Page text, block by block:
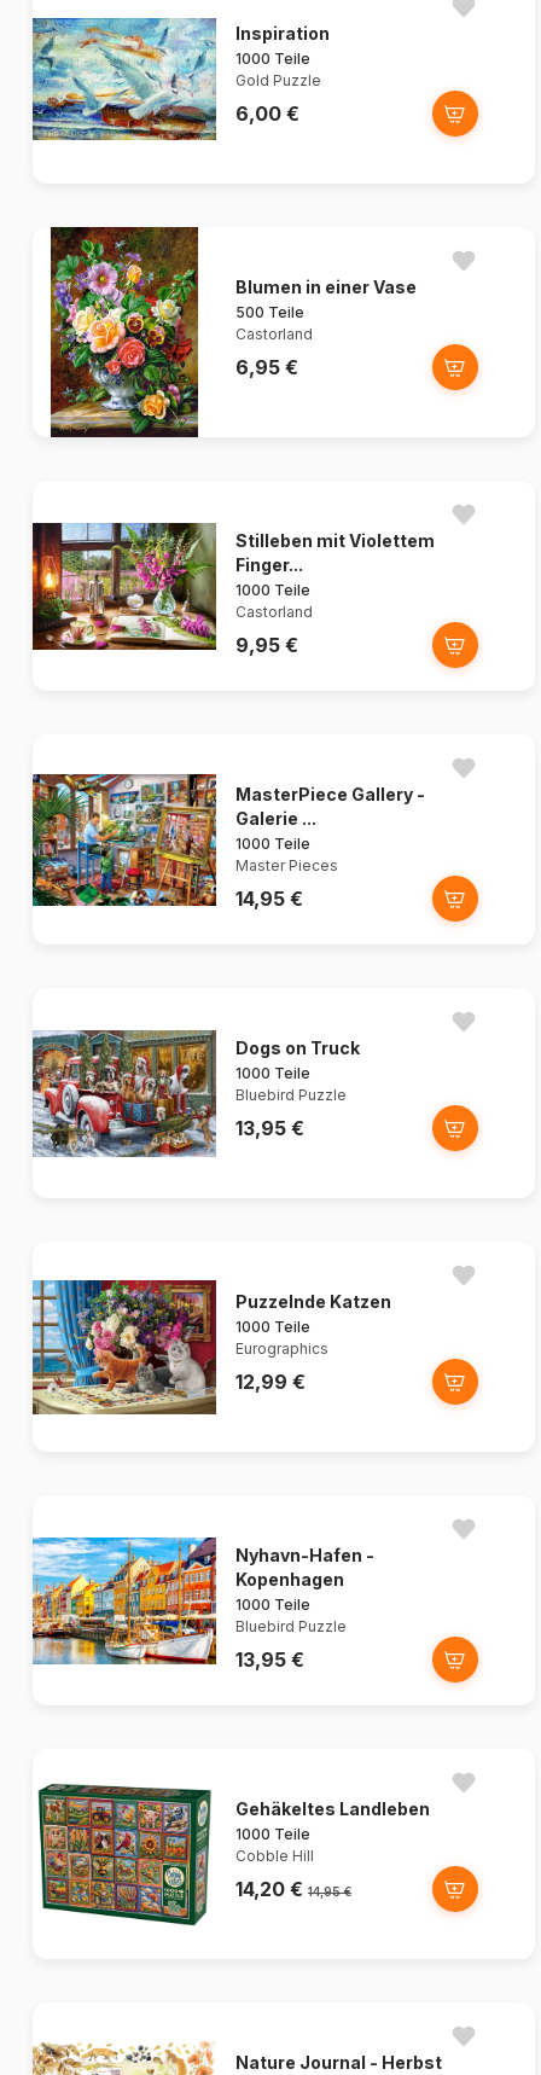
Inspiration
1000 Teile
Gold Puzzle
6,00 €
Blumen in einer Vase
500 Teile
Castorland
6,95 €
Stilleben mit Violettem
Finger...
1000 Teile
Castorland
9,95 €
MasterPiece Gallery -
Galerie ...
1000 Teile
Master Pieces
14,95 €
Dogs on Truck
1000 Teile
Bluebird Puzzle
13,95 €
Puzzelnde Katzen
1000 Teile
Eurographics
12,99 €
Nyhavn-Hafen -
Kopenhagen
1000 Teile
Bluebird Puzzle
13,95 €
Gehäkeltes Landleben
1000 Teile
Cobble Hill
14,20 € 14,95 €
Nature Journal - Herbst